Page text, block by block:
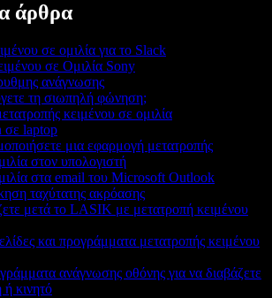
άρθρα
σε ομιλία για το Slack
σε Ομιλία Sony
ανάγνωσης
τη σιωπηλή φώνηση;
κειμένου σε ομιλία
σε laptop
μια εφαρμογή μετατροπής
στον υπολογιστή
στα email του Microsoft Outlook
ταχύτατης ακρόασης
μετά το LASIK με μετατροπή κειμένου
και προγράμματα μετατροπής κειμένου
ανάγνωσης οθόνης για να διαβάζετε
κινητό